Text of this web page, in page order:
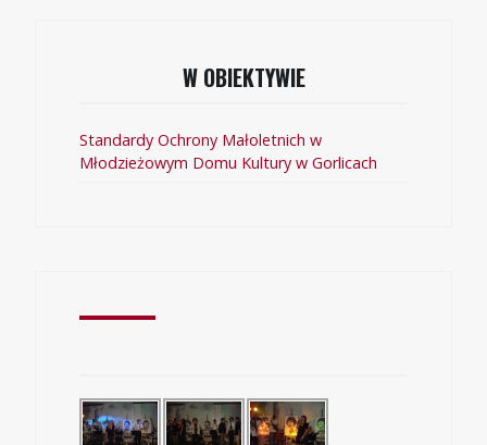
W OBIEKTYWIE
Standardy Ochrony Małoletnich w
Młodzieżowym Domu Kultury w Gorlicach